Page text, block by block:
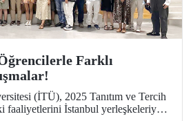
Farklı
(İTÜ), 2025 Tanıtım ve Tercih
faaliyetlerini İstanbul yerleşkeleriyle